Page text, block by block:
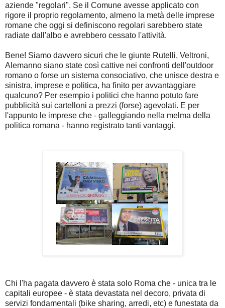
aziende "regolari". Se il Comune avesse applicato con
rigore il proprio regolamento, almeno la metà delle imprese
romane che oggi si definiscono regolari sarebbero state
radiate dall'albo e avrebbero cessato l'attività.
Bene! Siamo davvero sicuri che le giunte Rutelli, Veltroni,
Alemanno siano state così cattive nei confronti dell'outdoor
romano o forse un sistema consociativo, che unisce destra e
sinistra, imprese e politica, ha finito per avvantaggiare
qualcuno? Per esempio i politici che hanno potuto fare
pubblicità sui cartelloni a prezzi (forse) agevolati. E per
l'appunto le imprese che - galleggiando nella melma della
politica romana - hanno registrato tanti vantaggi.
Chi l'ha pagata davvero è stata solo Roma che - unica tra le
capitali europee - è stata devastata nel decoro, privata di
servizi fondamentali (bike sharing, arredi, etc) e funestata da